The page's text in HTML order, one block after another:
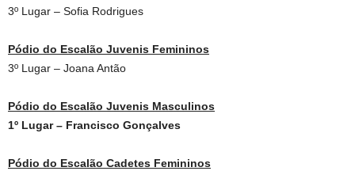
3º Lugar – Sofia Rodrigues
Pódio do Escalão Juvenis Femininos
3º Lugar – Joana Antão
Pódio do Escalão Juvenis Masculinos
1º Lugar – Francisco Gonçalves
Pódio do Escalão Cadetes Femininos